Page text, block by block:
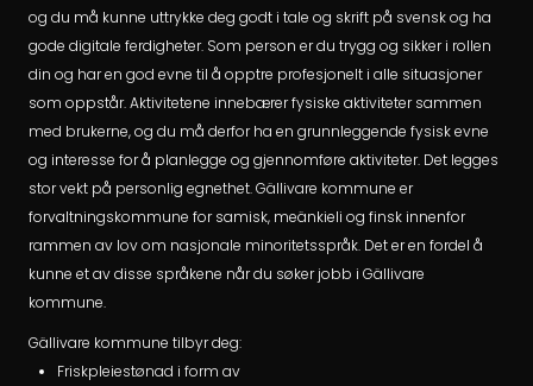
og du må kunne uttrykke deg godt i tale og skrift på svensk og ha
gode digitale ferdigheter. Som person er du trygg og sikker i rollen
din og har en god evne til å opptre profesjonelt i alle situasjoner
som oppstår. Aktivitetene innebærer fysiske aktiviteter sammen
med brukerne, og du må derfor ha en grunnleggende fysisk evne
og interesse for å planlegge og gjennomføre aktiviteter. Det legges
stor vekt på personlig egnethet. Gällivare kommune er
forvaltningskommune for samisk, meänkieli og finsk innenfor
rammen av lov om nasjonale minoritetsspråk. Det er en fordel å
kunne et av disse språkene når du søker jobb i Gällivare
kommune.
Gällivare kommune tilbyr deg:
Friskpleiestønad i form av